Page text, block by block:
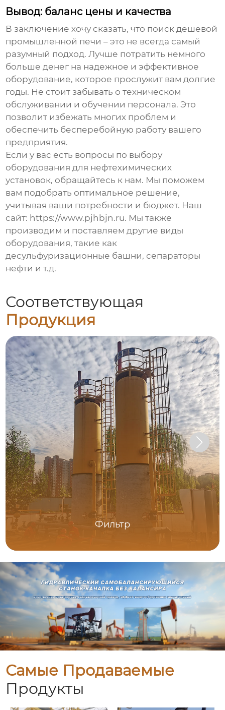
Вывод: баланс цены и качества
В заключение хочу сказать, что поискдешевой
промышленной печи – это не всегда самый
разумный подход. Лучше потратить немного
больше денег на надежное и эффективное
оборудование, которое прослужит вам долгие
годы. Не стоит забывать о техническом
обслуживании и обучении персонала. Это
позволит избежать многих проблем и
обеспечить бесперебойную работу вашего
предприятия.
Если у вас есть вопросы по выбору
оборудования для нефтехимических
установок, обращайтесь к нам. Мы поможем
вам подобрать оптимальное решение,
учитывая ваши потребности и бюджет. Наш
сайт: https://www.pjhbjn.ru. Мы также
производим и поставляем другие виды
оборудования, такие как
десульфуризационные башни, сепараторы
нефти и т.д.
Соответствующая
Продукция
Фильтр
Самые Продаваемые
Продукты